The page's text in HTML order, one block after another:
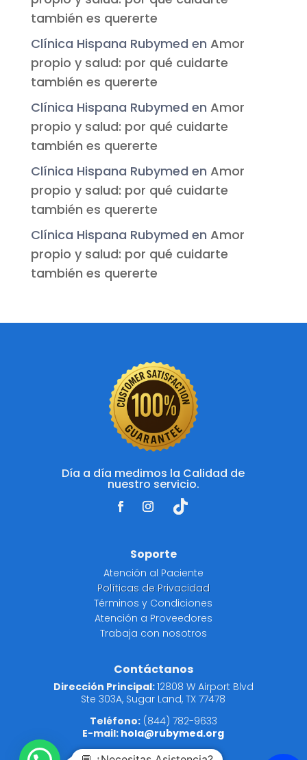
también es quererte
Clínica Hispana Rubymed en Amor
propio y salud: por qué cuidarte
también es quererte
Clínica Hispana Rubymed en Amor
propio y salud: por qué cuidarte
también es quererte
Clínica Hispana Rubymed en Amor
propio y salud: por qué cuidarte
también es quererte
Clínica Hispana Rubymed en Amor
propio y salud: por qué cuidarte
también es quererte
Día a día medimos la Calidad de
nuestro servicio.
Soporte
Atención al Paciente
Políticas de Privacidad
Términos y Condiciones
Atención a Proveedores
Trabaja con nosotros
Contáctanos
Dirección Principal:12808 W Airport Blvd
Ste 303A, Sugar Land, TX 77478
Teléfono: (844) 782-9633
E-mail: hola@rubymed.org
Para asuntos legales dirijase a